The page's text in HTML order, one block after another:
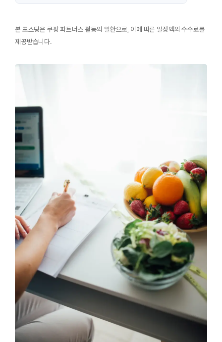
본 포스팅은 쿠팡 파트너스 활동의 일환으로, 이에 따른 일정액의 수수료를
제공받습니다.